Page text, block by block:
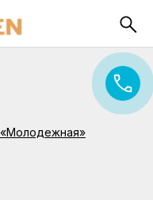
«Молодежная»